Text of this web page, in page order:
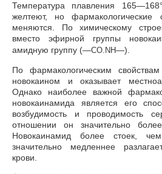
Температура плавления
желтеют, но фармакологические
меняются. По химическому
вместо эфирной группы
амидную группу (—CO NH—).
По фармакологическим
новокаином и оказывает
Однако наиболее важной
новокаинамида является его
возбудимость и проводимость
отношении он значительно
Новокаинамид более стоек,
значительно медленнее
крови.